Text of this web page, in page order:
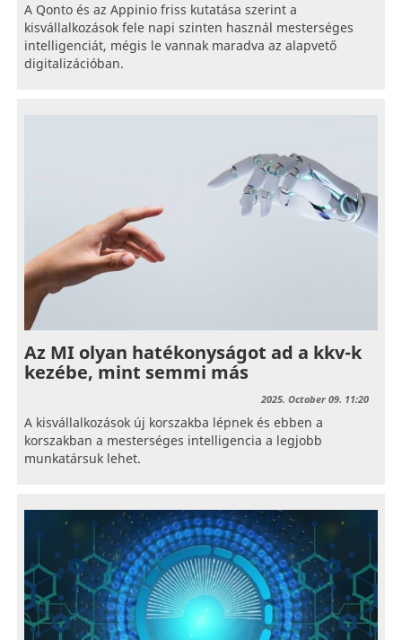
A Qonto és az Appinio friss kutatása szerint a
kisvállalkozások fele napi szinten használ mesterséges
intelligenciát, mégis le vannak maradva az alapvető
digitalizációban.
Az MI olyan hatékonyságot ad a kkv-k
kezébe, mint semmi más
2025. October 09. 11:20
A kisvállalkozások új korszakba lépnek és ebben a
korszakban a mesterséges intelligencia a legjobb
munkatársuk lehet.